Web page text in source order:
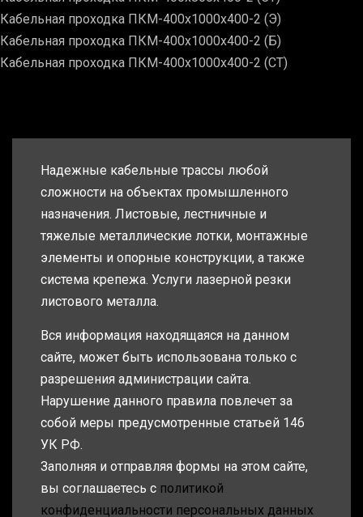
Кабельная проходка ПКМ-400х1000х400-2 (Э)
Кабельная проходка ПКМ-400х1000х400-2 (Б)
Кабельная проходка ПКМ-400х1000х400-2 (СТ)
Надежные кабельные трассы любой
сложности на объектах промышленного
назначения. Листовые, лестничные и
тяжелые металлические лотки, монтажные
элементы и опорные конструкции, а также
система крепежа. Услуги лазерной резки
листового металла.
Вся информация находящаяся на данном
сайте, может быть использована только с
разрешения администрации сайта.
Нарушение данного правила повлечет за
собой меры предусмотренные статьей 146
УК РФ.
Заполняя и отправляя формы на этом сайте,
вы соглашаетесь с политикой
конфиденциальности персональных данных